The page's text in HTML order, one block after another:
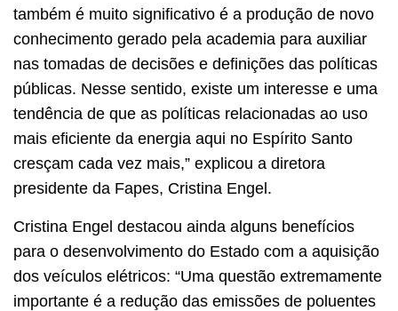
também é muito significativo é a produção de novo
conhecimento gerado pela academia para auxiliar
nas tomadas de decisões e definições das políticas
públicas. Nesse sentido, existe um interesse e uma
tendência de que as políticas relacionadas ao uso
mais eficiente da energia aqui no Espírito Santo
cresçam cada vez mais,” explicou a diretora
presidente da Fapes, Cristina Engel.
Cristina Engel destacou ainda alguns benefícios
para o desenvolvimento do Estado com a aquisição
dos veículos elétricos: “Uma questão extremamente
importante é a redução das emissões de poluentes